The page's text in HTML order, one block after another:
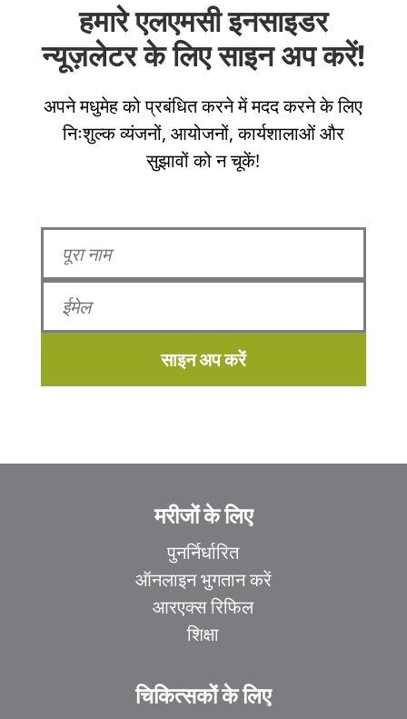
हमारे एलएमसी इनसाइडर
न्यूज़लेटर के लिए साइन अप करें!
अपने मधुमेह को प्रबंधित करने में मदद करने के लिए
निःशुल्क व्यंजनों, आयोजनों, कार्यशालाओं और
सुझावों को न चूकें!
साइन अप करें
मरीजों के लिए
पुनर्निर्धारित
ऑनलाइन भुगतान करें
आरएक्स रिफिल
शिक्षा
चिकित्सकों के लिए